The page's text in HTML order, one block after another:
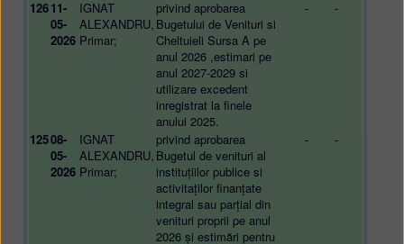
12611-
05-
2026
IGNAT
ALEXANDRU,
Primar;
privind aprobarea
Bugetului de Venituri si
Cheltuieli Sursa A pe
anul 2026 ,estimari pe
anul 2027-2029 si
utilizare excedent
inregistrat la finele
anului 2025.
- -
12508-
05-
2026
IGNAT
ALEXANDRU,
Primar;
privind aprobarea
Bugetul de venituri al
instituțiilor publice si
activitaților finanțate
integral sau parțial din
venituri proprii pe anul
2026 și estimări pentru
- -